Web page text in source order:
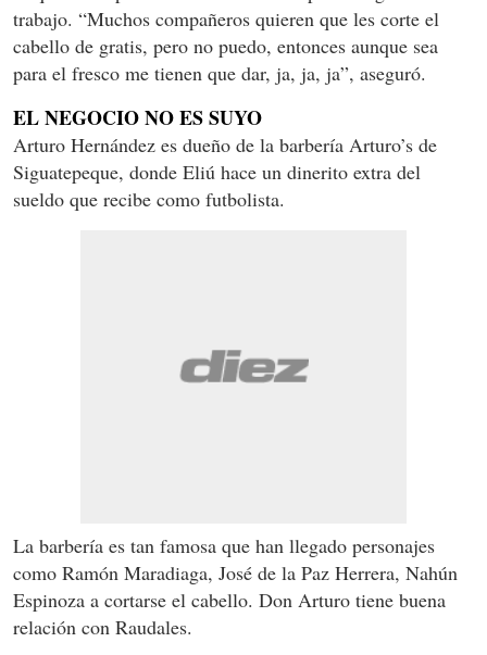
trabajo. “Muchos compañeros quieren que les corte el
cabello de gratis, pero no puedo, entonces aunque sea
para el fresco me tienen que dar, ja, ja, ja”, aseguró.
EL NEGOCIO NO ES SUYO
Arturo Hernández es dueño de la barbería Arturo’s de
Siguatepeque, donde Eliú hace un dinerito extra del
sueldo que recibe como futbolista.
La barbería es tan famosa que han llegado personajes
como Ramón Maradiaga, José de la Paz Herrera, Nahún
Espinoza a cortarse el cabello. Don Arturo tiene buena
relación con Raudales.